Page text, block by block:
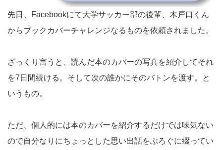
先日、Facebookにて大学サッカー部の後輩、木戸口くん
からブックカバーチャレンジなるものを依頼されました。
ざっくり言うと、読んだ本のカバーの写真を紹介してそれ
を7日間続ける。そして次の誰かにそのバトンを渡す。と
いうもの。
ただ、個人的には本のカバーを紹介するだけでは味気ない
ので自分なりにちょっとした思い出話をぶろぐに綴ってい